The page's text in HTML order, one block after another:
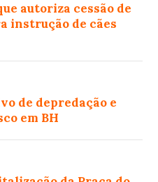
autoriza cessão de
instrução de cães
de depredação e
em BH